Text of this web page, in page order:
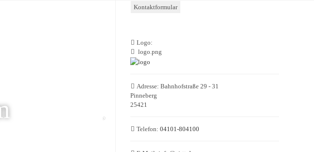
Kontaktformular
Logo:
logo.png
Adresse: Bahnhofstraße 29 - 31
Pinneberg
25421
Telefon: 04101-804100